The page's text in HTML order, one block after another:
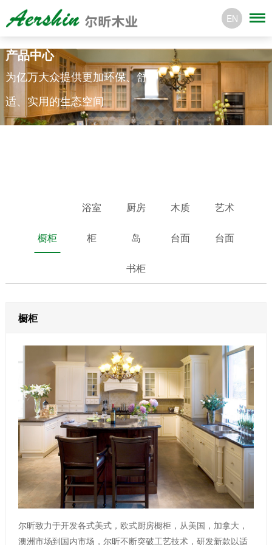
EN
产品中心
为亿万大众提供更加环保、舒
适、实用的生态空间
橱柜
浴室
柜
厨房
岛
木质
台面
艺术
台面
书柜
橱柜
尔昕致力于开发各式美式，欧式厨房橱柜，从美国，加拿大，
澳洲市场到国内市场，尔昕不断突破工艺技术，研发新款以适